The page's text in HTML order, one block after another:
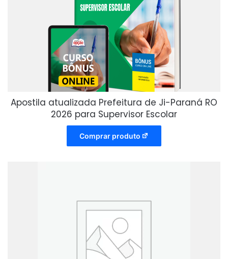
Apostila atualizada Prefeitura de Ji-Paraná RO
2026 para Supervisor Escolar
Comprar produto